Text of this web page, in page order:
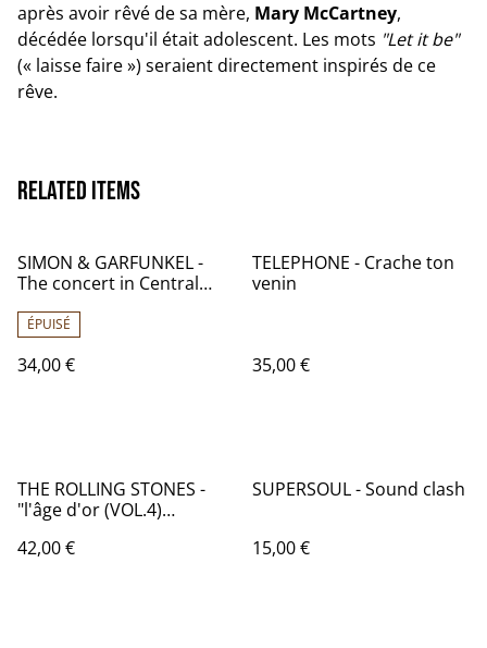
après avoir rêvé de sa mère, Mary McCartney,
décédée lorsqu'il était adolescent. Les mots "Let it be"
(« laisse faire ») seraient directement inspirés de ce
rêve.
Related items
SIMON & GARFUNKEL -
The concert in Central
Audio: NM+ - GEFFEN
RECORDS GEF 88575
ÉPUISÉ
34,00 €
TELEPHONE - Crache ton
venin
35,00 €
THE ROLLING STONES -
"l'âge d'or (VOL.4)
- Audio : NM - DECCA
42,00 €
SUPERSOUL - Sound clash
15,00 €